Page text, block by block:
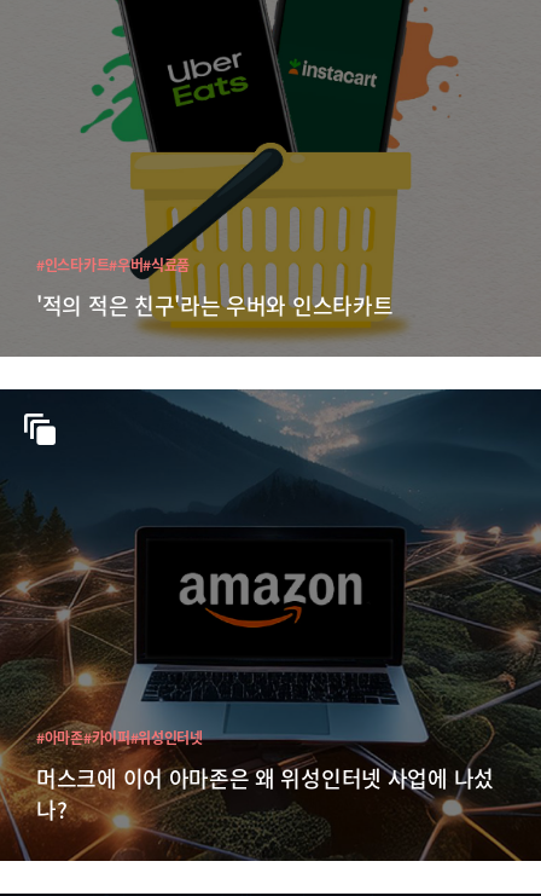
'적의 적은 친구'라는 우버와 인스타카트
#인스타카트#우버#식료품
머스크에 이어 아마존은 왜 위성인터넷 사업에 나섰
나?
#아마존#카이퍼#위성인터넷